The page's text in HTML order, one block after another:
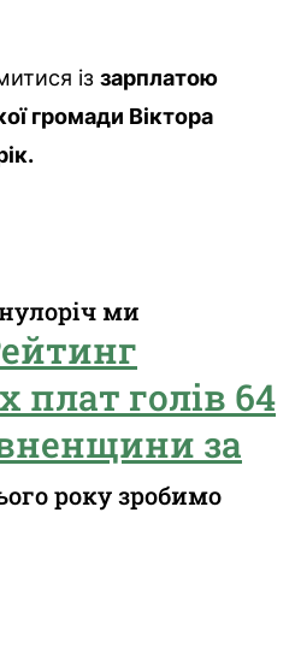
із зарплатою
громади Віктора
ми
плат голів 64
за
року зробимо